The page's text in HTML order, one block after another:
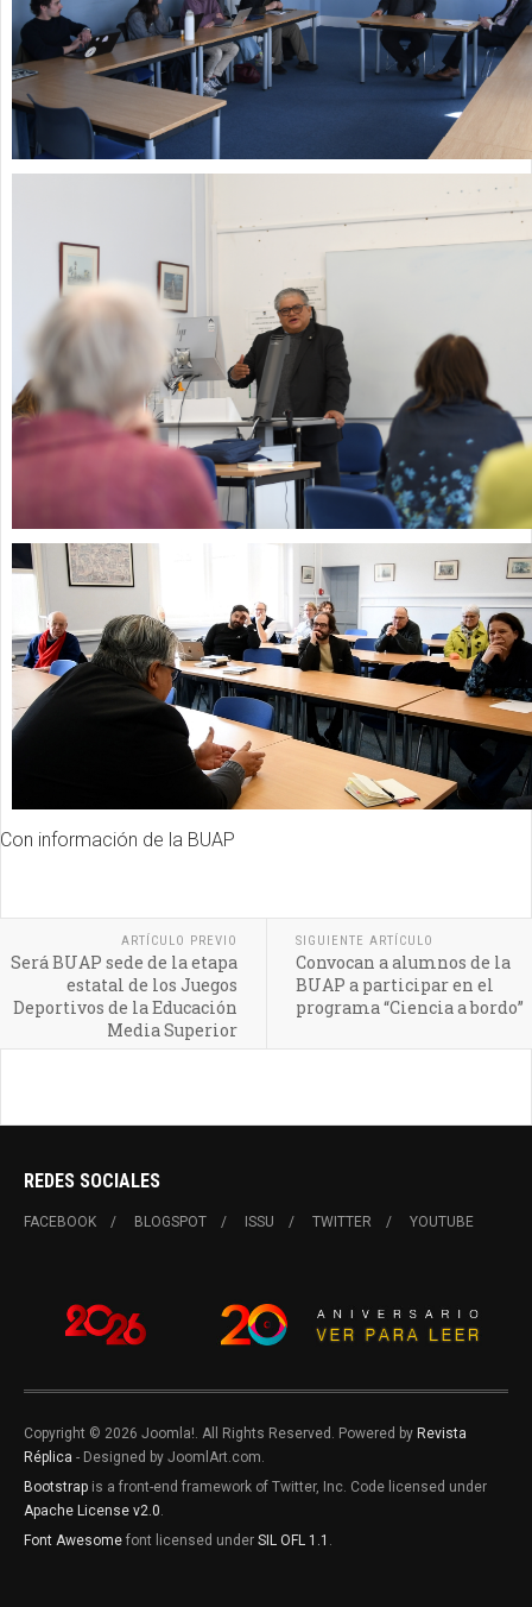
Con información de la BUAP
ARTÍCULO PREVIO
Será BUAP sede de la etapa
estatal de los Juegos
Deportivos de la Educación
Media Superior
SIGUIENTE ARTÍCULO
Convocan a alumnos de la
BUAP a participar en el
programa “Ciencia a bordo”
REDES SOCIALES
FACEBOOK BLOGSPOT ISSU TWITTER YOUTUBE
Copyright © 2026 Joomla!. All Rights Reserved. Powered by Revista
Réplica - Designed by JoomlArt.com.
Bootstrap is a front-end framework of Twitter, Inc. Code licensed under
Apache License v2.0.
Font Awesome font licensed under SIL OFL 1.1 .